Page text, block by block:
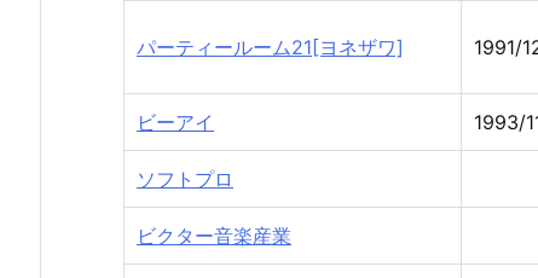
パーティールーム21[ヨネザワ] 1991/
ビーアイ 1993/
ソフトプロ
ビクター音楽産業